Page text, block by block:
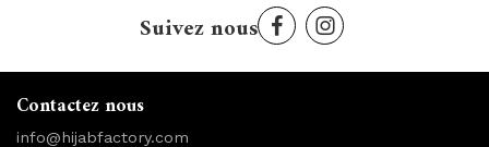
Suivez nous
Contactez nous
info@hijabfactory.com